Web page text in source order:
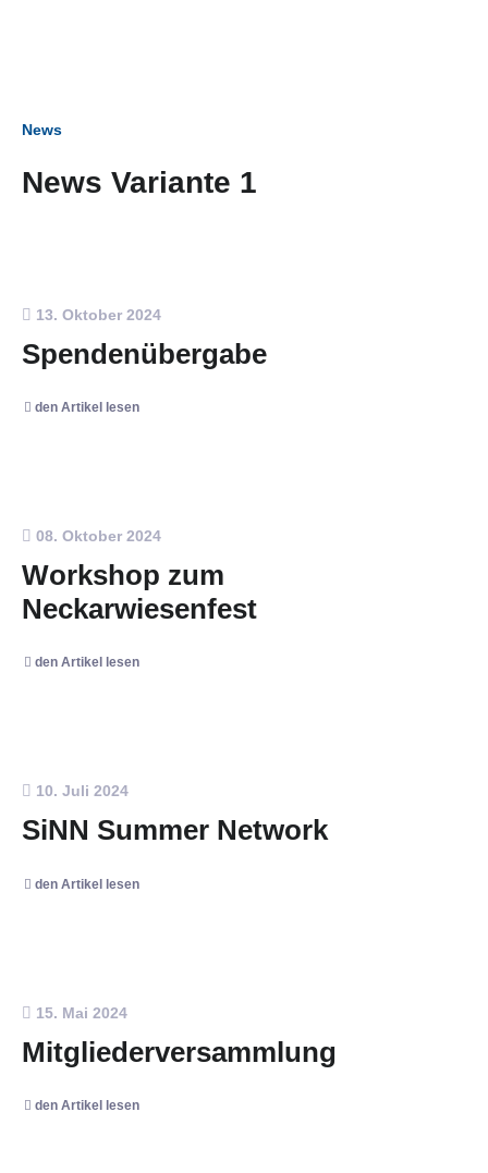
News
News Variante 1
13. Oktober 2024
Spendenübergabe
den Artikel lesen
08. Oktober 2024
Workshop zum
Neckarwiesenfest
den Artikel lesen
10. Juli 2024
SiNN Summer Network
den Artikel lesen
15. Mai 2024
Mitgliederversammlung
den Artikel lesen